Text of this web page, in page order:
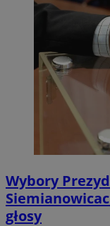
Wybory
głosy